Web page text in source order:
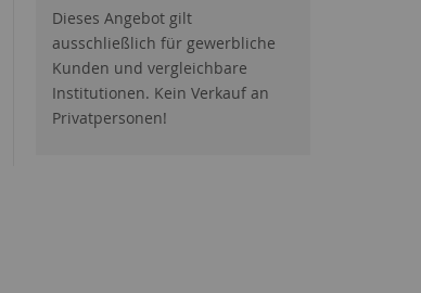
Dieses Angebot gilt
ausschließlich für gewerbliche
Kunden und vergleichbare
Institutionen. Kein Verkauf an
Privatpersonen!